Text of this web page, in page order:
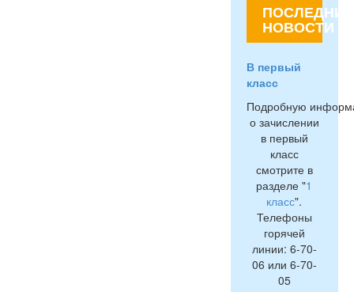
ПОСЛЕДНИЕ
НОВОСТИ
В первый
класс
Подробную
о зачислении
в первый
класс
смотрите в
разделе "1
класс".
Телефоны
горячей
линии: 6-70-
06 или 6-70-
05